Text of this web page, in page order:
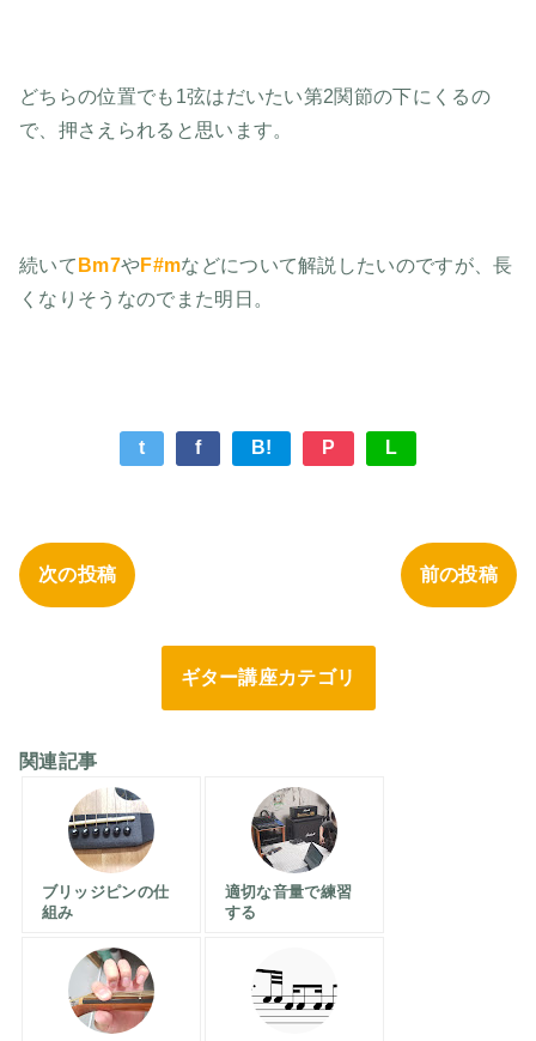
どちらの位置でも1弦はだいたい第2関節の下にくるの
で、押さえられると思います。
続いて Bm7やF#mなどについて解説したいのですが、長
くなりそうなのでまた明日。
t f B! P L
次の投稿 前の投稿
ギター講座カテゴリ
関連記事
ブリッジピンの仕
組み
適切な音量で練習
する